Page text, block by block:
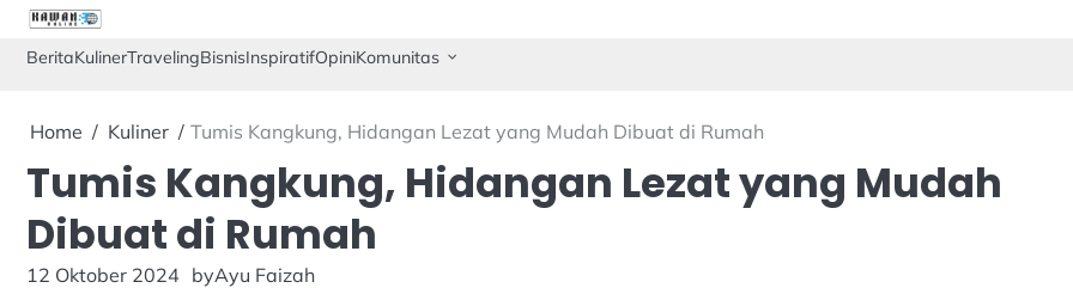
Skip
content
BeritaKulinerTravelingBisnisInspiratifOpiniKomunitas
Home Kuliner Tumis Kangkung, Hidangan Lezat yang Mudah Dibuat di Rumah
Tumis Kangkung, Hidangan Lezat yang Mudah
Dibuat di Rumah
12 Oktober 2024 byAyu Faizah